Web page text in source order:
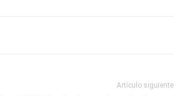
Artículo siguiente